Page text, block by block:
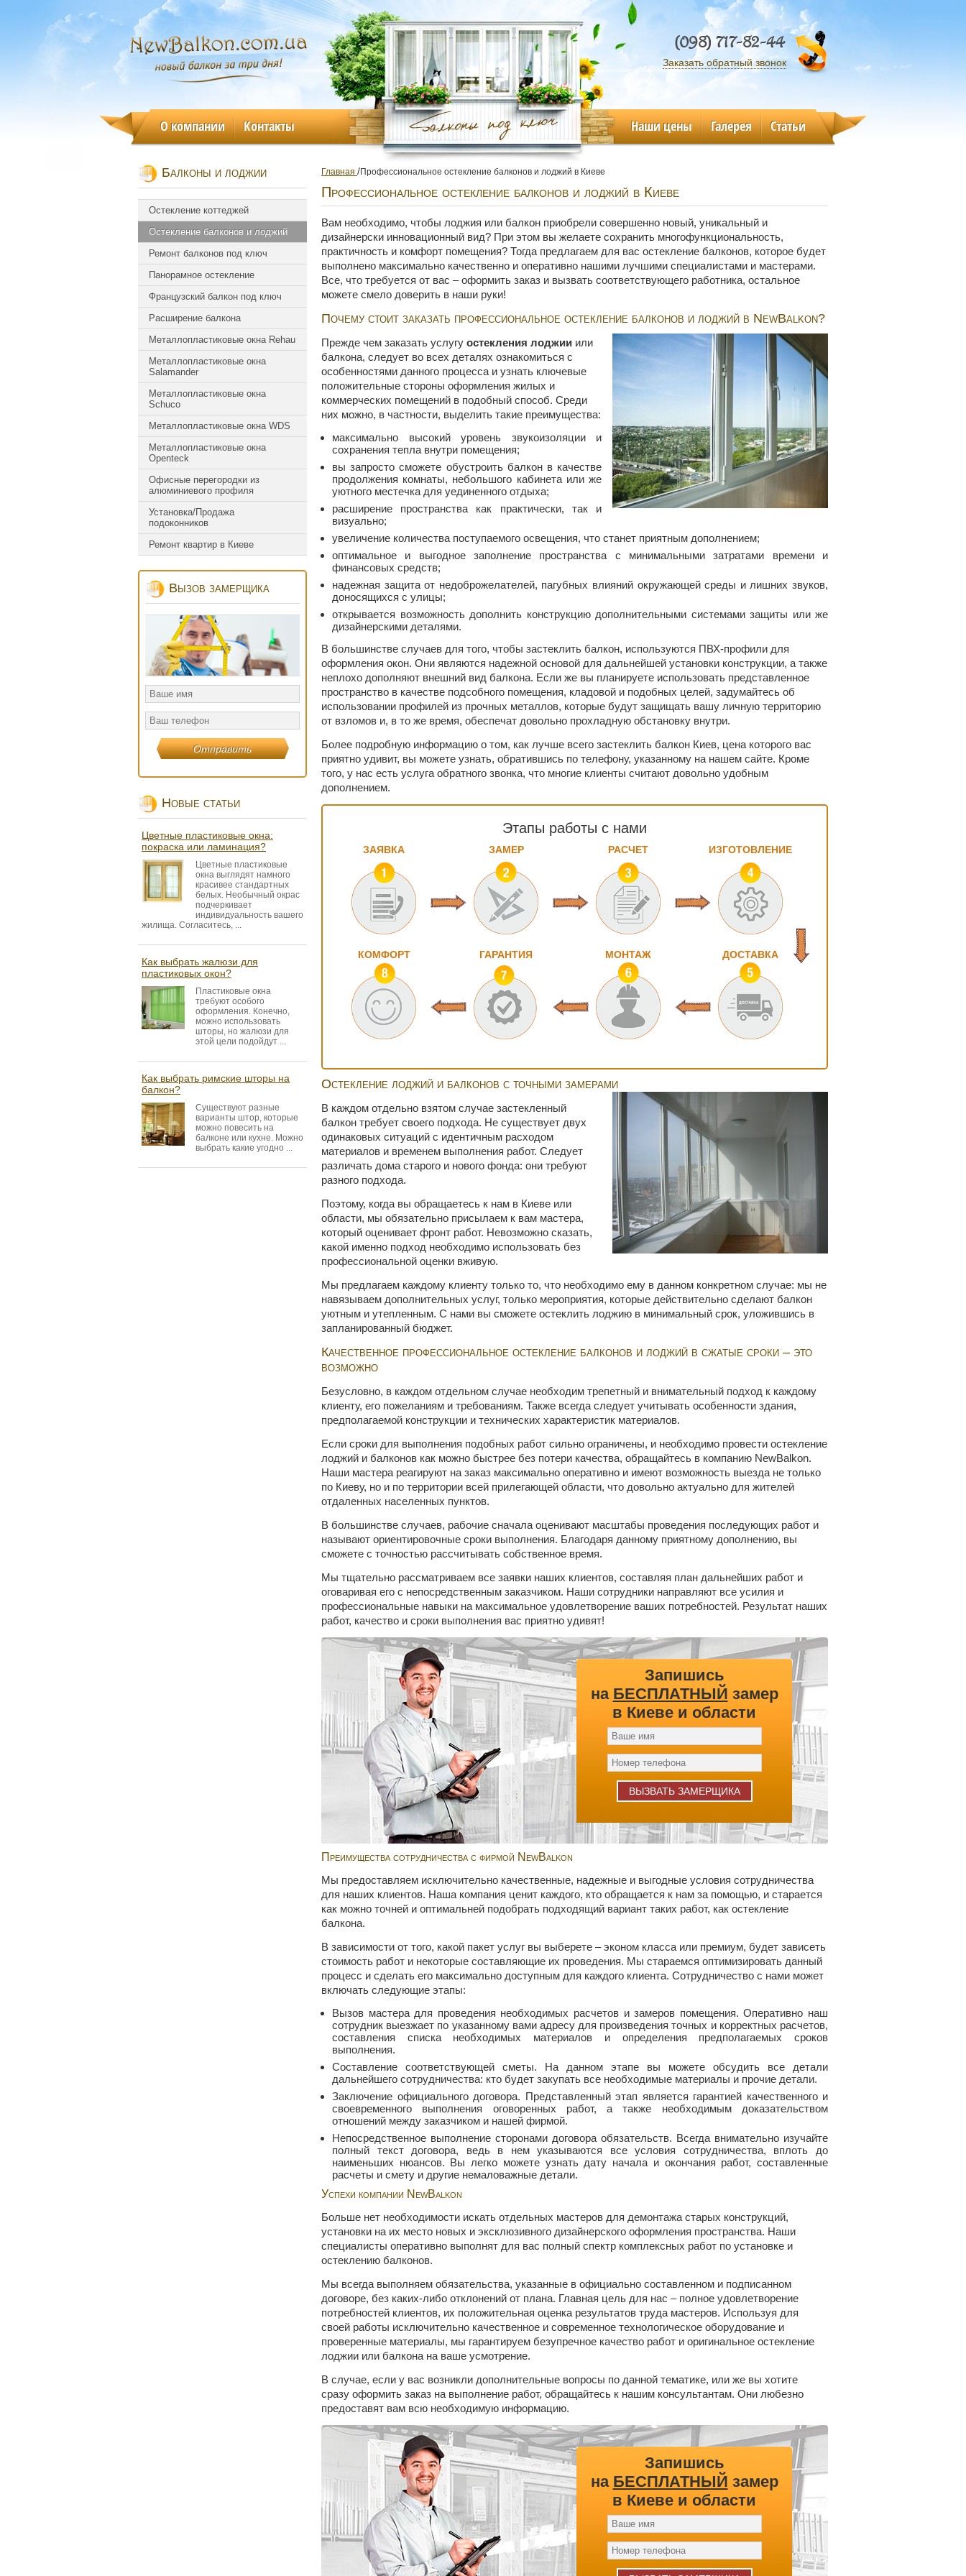
(098) 717-82-44
Заказать обратный звонок
О компании Контакты Наши цены Галерея Статьи
Главная /Профессиональное остекление балконов и лоджий в Киеве
Профессиональное остекление балконов и лоджий в Киеве
Вам необходимо, чтобы лоджия или балкон приобрели совершенно новый, уникальный и
дизайнерски инновационный вид? При этом вы желаете сохранить многофункциональность,
практичность и комфорт помещения? Тогда предлагаем для вас остекление балконов, которое будет
выполнено максимально качественно и оперативно нашими лучшими специалистами и мастерами.
Все, что требуется от вас – оформить заказ и вызвать соответствующего работника, остальное
можете смело доверить в наши руки!
Почему стоит заказать профессиональное остекление балконов и лоджий в NewBalkon?
Прежде чем заказать услугу остекления лоджии или
балкона, следует во всех деталях ознакомиться с
особенностями данного процесса и узнать ключевые
положительные стороны оформления жилых и
коммерческих помещений в подобный способ. Среди
них можно, в частности, выделить такие преимущества:
максимально высокий уровень звукоизоляции и
сохранения тепла внутри помещения;
вы запросто сможете обустроить балкон в качестве
продолжения комнаты, небольшого кабинета или же
уютного местечка для уединенного отдыха;
расширение пространства как практически, так и
визуально;
увеличение количества поступаемого освещения, что станет приятным дополнением;
оптимальное и выгодное заполнение пространства с минимальными затратами времени и
финансовых средств;
надежная защита от недоброжелателей, пагубных влияний окружающей среды и лишних звуков,
доносящихся с улицы;
открывается возможность дополнить конструкцию дополнительными системами защиты или же
дизайнерскими деталями.
В большинстве случаев для того, чтобы застеклить балкон, используются ПВХ-профили для
оформления окон. Они являются надежной основой для дальнейшей установки конструкции, а также
неплохо дополняют внешний вид балкона. Если же вы планируете использовать представленное
пространство в качестве подсобного помещения, кладовой и подобных целей, задумайтесь об
использовании профилей из прочных металлов, которые будут защищать вашу личную территорию
от взломов и, в то же время, обеспечат довольно прохладную обстановку внутри.
Более подробную информацию о том, как лучше всего застеклить балкон Киев, цена которого вас
приятно удивит, вы можете узнать, обратившись по телефону, указанному на нашем сайте. Кроме
того, у нас есть услуга обратного звонка, что многие клиенты считают довольно удобным
дополнением.
Этапы работы с нами
ЗАЯВКА ЗАМЕР РАСЧЕТ ИЗГОТОВЛЕНИЕ
КОМФОРТ ГАРАНТИЯ МОНТАЖ ДОСТАВКА
Остекление лоджий и балконов с точными замерами
В каждом отдельно взятом случае застекленный
балкон требует своего подхода. Не существует двух
одинаковых ситуаций с идентичным расходом
материалов и временем выполнения работ. Следует
различать дома старого и нового фонда: они требуют
разного подхода.
Поэтому, когда вы обращаетесь к нам в Киеве или
области, мы обязательно присылаем к вам мастера,
который оценивает фронт работ. Невозможно сказать,
какой именно подход необходимо использовать без
профессиональной оценки вживую.
Мы предлагаем каждому клиенту только то, что необходимо ему в данном конкретном случае: мы не
навязываем дополнительных услуг, только мероприятия, которые действительно сделают балкон
уютным и утепленным. С нами вы сможете остеклить лоджию в минимальный срок, уложившись в
запланированный бюджет.
Качественное профессиональное остекление балконов и лоджий в сжатые сроки – это
возможно
Безусловно, в каждом отдельном случае необходим трепетный и внимательный подход к каждому
клиенту, его пожеланиям и требованиям. Также всегда следует учитывать особенности здания,
предполагаемой конструкции и технических характеристик материалов.
Если сроки для выполнения подобных работ сильно ограничены, и необходимо провести остекление
лоджий и балконов как можно быстрее без потери качества, обращайтесь в компанию NewBalkon.
Наши мастера реагируют на заказ максимально оперативно и имеют возможность выезда не только
по Киеву, но и по территории всей прилегающей области, что довольно актуально для жителей
отдаленных населенных пунктов.
В большинстве случаев, рабочие сначала оценивают масштабы проведения последующих работ и
называют ориентировочные сроки выполнения. Благодаря данному приятному дополнению, вы
сможете с точностью рассчитывать собственное время.
Мы тщательно рассматриваем все заявки наших клиентов, составляя план дальнейших работ и
оговаривая его с непосредственным заказчиком. Наши сотрудники направляют все усилия и
профессиональные навыки на максимальное удовлетворение ваших потребностей. Результат наших
работ, качество и сроки выполнения вас приятно удивят!
Запишись
на БЕСПЛАТНЫЙ замер
в Киеве и области
Преимущества сотрудничества с фирмой NewBalkon
Мы предоставляем исключительно качественные, надежные и выгодные условия сотрудничества
для наших клиентов. Наша компания ценит каждого, кто обращается к нам за помощью, и старается
как можно точней и оптимальней подобрать подходящий вариант таких работ, как остекление
балкона.
В зависимости от того, какой пакет услуг вы выберете – эконом класса или премиум, будет зависеть
стоимость работ и некоторые составляющие их проведения. Мы стараемся оптимизировать данный
процесс и сделать его максимально доступным для каждого клиента. Сотрудничество с нами может
включать следующие этапы:
Вызов мастера для проведения необходимых расчетов и замеров помещения. Оперативно наш
сотрудник выезжает по указанному вами адресу для произведения точных и корректных расчетов,
составления списка необходимых материалов и определения предполагаемых сроков
выполнения.
Составление соответствующей сметы. На данном этапе вы можете обсудить все детали
дальнейшего сотрудничества: кто будет закупать все необходимые материалы и прочие детали.
Заключение официального договора. Представленный этап является гарантией качественного и
своевременного выполнения оговоренных работ, а также необходимым доказательством
отношений между заказчиком и нашей фирмой.
Непосредственное выполнение сторонами договора обязательств. Всегда внимательно изучайте
полный текст договора, ведь в нем указываются все условия сотрудничества, вплоть до
наименьших нюансов. Вы легко можете узнать дату начала и окончания работ, составленные
расчеты и смету и другие немаловажные детали.
Успехи компании NewBalkon
Больше нет необходимости искать отдельных мастеров для демонтажа старых конструкций,
установки на их место новых и эксклюзивного дизайнерского оформления пространства. Наши
специалисты оперативно выполнят для вас полный спектр комплексных работ по установке и
остеклению балконов.
Мы всегда выполняем обязательства, указанные в официально составленном и подписанном
договоре, без каких-либо отклонений от плана. Главная цель для нас – полное удовлетворение
потребностей клиентов, их положительная оценка результатов труда мастеров. Используя для
своей работы исключительно качественное и современное технологическое оборудование и
проверенные материалы, мы гарантируем безупречное качество работ и оригинальное остекление
лоджии или балкона на ваше усмотрение.
В случае, если у вас возникли дополнительные вопросы по данной тематике, или же вы хотите
сразу оформить заказ на выполнение работ, обращайтесь к нашим консультантам. Они любезно
предоставят вам всю необходимую информацию.
Запишись
на БЕСПЛАТНЫЙ замер
в Киеве и области
Балконы и лоджии
Остекление коттеджей
Остекление балконов и лоджий
Ремонт балконов под ключ
Панорамное остекление
Французский балкон под ключ
Расширение балкона
Металлопластиковые окна Rehau
Металлопластиковые окна
Salamander
Металлопластиковые окна
Schuco
Металлопластиковые окна WDS
Металлопластиковые окна
Оpenteck
Офисные перегородки из
алюминиевого профиля
Установка/Продажа
подоконников
Ремонт квартир в Киеве
Вызов замерщика
Новые статьи
Цветные пластиковые окна:
покраска или ламинация?
Цветные пластиковые
окна выглядят намного
красивее стандартных
белых. Необычный окрас
подчеркивает
индивидуальность вашего
жилища. Согласитесь, ...
Как выбрать жалюзи для
пластиковых окон?
Пластиковые окна
требуют особого
оформления. Конечно,
можно использовать
шторы, но жалюзи для
этой цели подойдут ...
Как выбрать римские шторы на
балкон?
Существуют разные
варианты штор, которые
можно повесить на
балконе или кухне. Можно
выбрать какие угодно ...